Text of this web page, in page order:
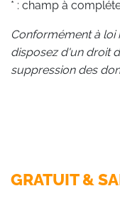
* : champ à
Conformément à
disposez d'un droit
suppression des
GRATUIT &